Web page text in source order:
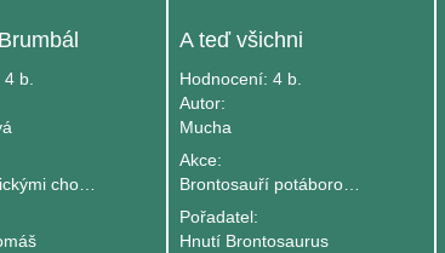
4 b.
PSB Kopanickými chodníčky - turnus B
A teď všichni
Hodnocení: 4 b.
Autor:
Mucha
Akce:
Brontosauří potáborové setkání
Pořadatel:
Hnutí Brontosaurus